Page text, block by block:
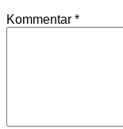
Kommentar *